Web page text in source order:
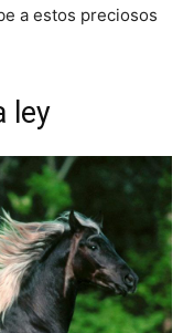
a estos preciosos
ley